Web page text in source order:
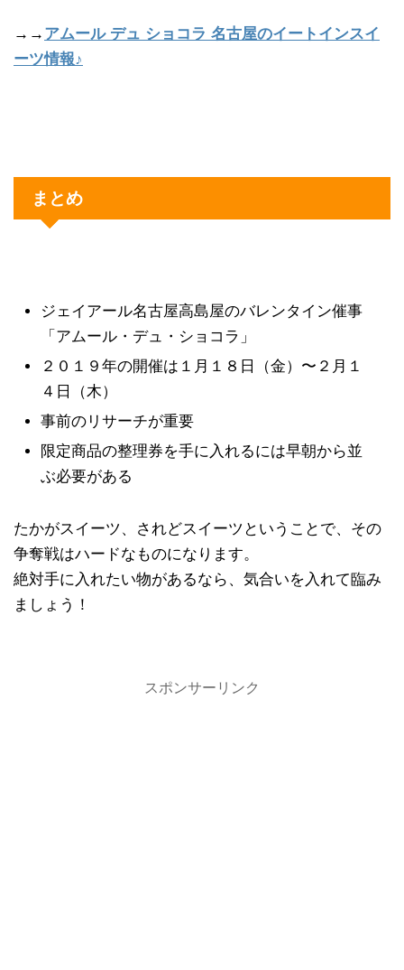
→→ アムール デュ ショコラ 名古屋のイートインスイ
ーツ情報♪
まとめ
ジェイアール名古屋高島屋のバレンタイン催事
「アムール・デュ・ショコラ」
２０１９年の開催は１月１８日（金）〜２月１
４日（木）
事前のリサーチが重要
限定商品の整理券を手に入れるには早朝から並
ぶ必要がある
たかがスイーツ、されどスイーツということで、その
争奪戦はハードなものになります。
絶対手に入れたい物があるなら、気合いを入れて臨み
ましょう！
スポンサーリンク